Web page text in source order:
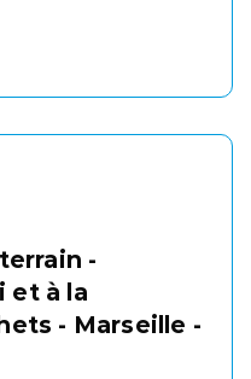
-
et à la
- Marseille -